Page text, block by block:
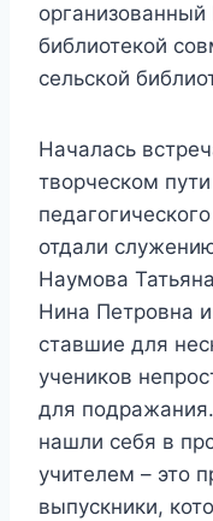
организованный
библиотекой
сельской
Началась
творческом
отдали
Наумова
Нина Петровна
ставшие для
учеников
для
нашли себя в
учителем – это
выпускники,